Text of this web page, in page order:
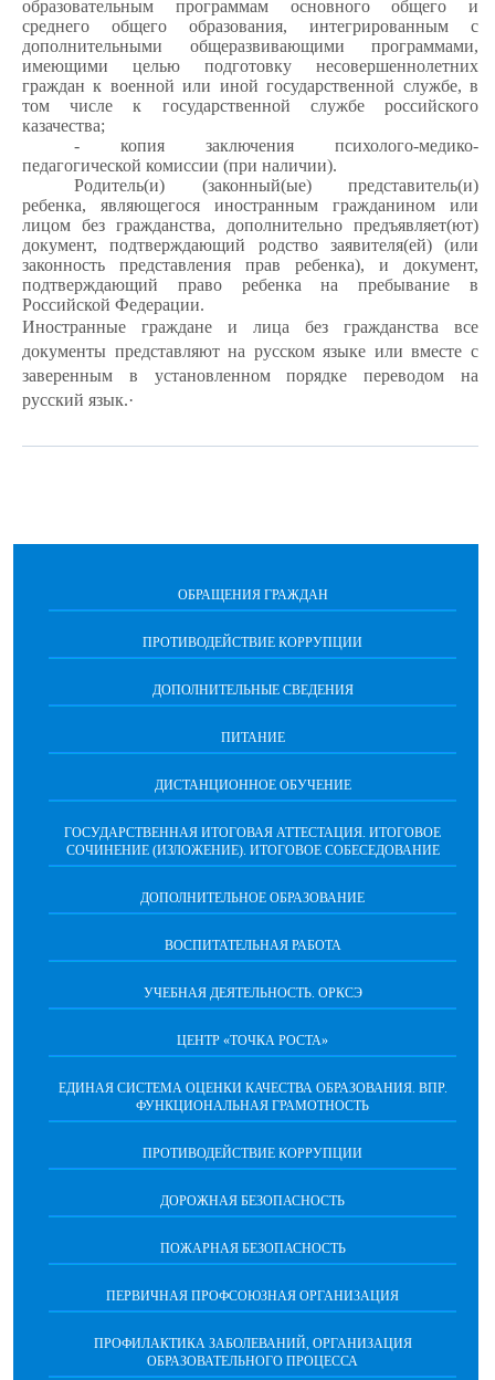
образовательным программам основного общего и
среднего общего образования, интегрированным с
дополнительными общеразвивающими программами,
имеющими целью подготовку несовершеннолетних
граждан к военной или иной государственной службе, в
том числе к государственной службе российского
казачества;
- копия заключения психолого-медико-
педагогической комиссии (при наличии).
Родитель(и) (законный(ые) представитель(и)
ребенка, являющегося иностранным гражданином или
лицом без гражданства, дополнительно предъявляет(ют)
документ, подтверждающий родство заявителя(ей) (или
законность представления прав ребенка), и документ,
подтверждающий право ребенка на пребывание в
Российской Федерации.
Иностранные граждане и лица без гражданства все
документы представляют на русском языке или вместе с
заверенным в установленном порядке переводом на
русский язык.·
ОБРАЩЕНИЯ ГРАЖДАН
ПРОТИВОДЕЙСТВИЕ КОРРУПЦИИ
ДОПОЛНИТЕЛЬНЫЕ СВЕДЕНИЯ
ПИТАНИЕ
ДИСТАНЦИОННОЕ ОБУЧЕНИЕ
ГОСУДАРСТВЕННАЯ ИТОГОВАЯ АТТЕСТАЦИЯ. ИТОГОВОЕ
СОЧИНЕНИЕ (ИЗЛОЖЕНИЕ). ИТОГОВОЕ СОБЕСЕДОВАНИЕ
ДОПОЛНИТЕЛЬНОЕ ОБРАЗОВАНИЕ
ВОСПИТАТЕЛЬНАЯ РАБОТА
УЧЕБНАЯ ДЕЯТЕЛЬНОСТЬ. ОРКСЭ
ЦЕНТР «ТОЧКА РОСТА»
ЕДИНАЯ СИСТЕМА ОЦЕНКИ КАЧЕСТВА ОБРАЗОВАНИЯ. ВПР.
ФУНКЦИОНАЛЬНАЯ ГРАМОТНОСТЬ
ПРОТИВОДЕЙСТВИЕ КОРРУПЦИИ
ДОРОЖНАЯ БЕЗОПАСНОСТЬ
ПОЖАРНАЯ БЕЗОПАСНОСТЬ
ПЕРВИЧНАЯ ПРОФСОЮЗНАЯ ОРГАНИЗАЦИЯ
ПРОФИЛАКТИКА ЗАБОЛЕВАНИЙ, ОРГАНИЗАЦИЯ
ОБРАЗОВАТЕЛЬНОГО ПРОЦЕССА